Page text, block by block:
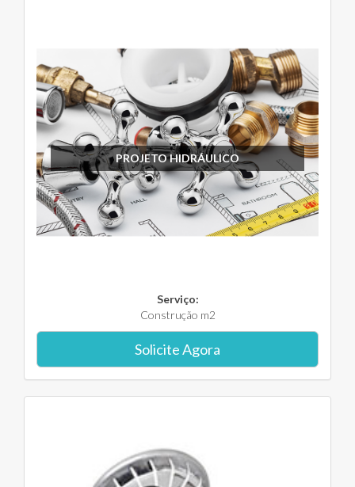
PROJETO HIDRÁULICO
Serviço:
Construção m2
Solicite Agora